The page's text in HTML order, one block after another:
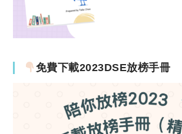
免費下載2023DSE放榜手冊